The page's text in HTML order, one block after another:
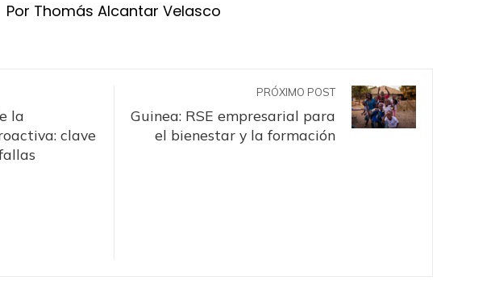
Por Thomás Alcantar Velasco
la
clave
PRÓXIMO POST
Guinea: RSE empresarial para
el bienestar y la formación